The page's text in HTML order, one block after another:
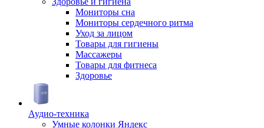
Мониторы сна
Мониторы сердечного ритма
Уход за лицом
Товары для гигиены
Массажеры
Товары для фитнеса
Здоровье
Аудио-техника
Умные колонки Яндекс